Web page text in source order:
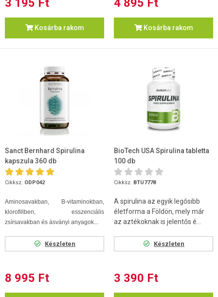
3 195 Ft
Kosárba rakom
4 895 Ft
Kosárba rakom
Sanct Bernhard Spirulina
kapszula 360 db
Cikksz. ODP042
Aminosavakban, B-vitaminokban,
klorofillben, esszenciális
zsírsavakban és ásványi anyagok...
Készleten
8 995 Ft
BioTech USA Spirulina tabletta
100 db
Cikksz. BTU7778
A spirulina az egyik legősibb
életforma a Földön, mely már
az aztékoknak is jelentős é...
Készleten
3 390 Ft